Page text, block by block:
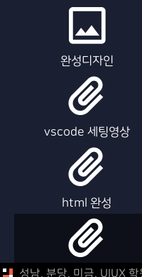
완성디자인
vscode 세팅영상
html 완성
html 제작영상
성남, 분당, 미금, UIUX